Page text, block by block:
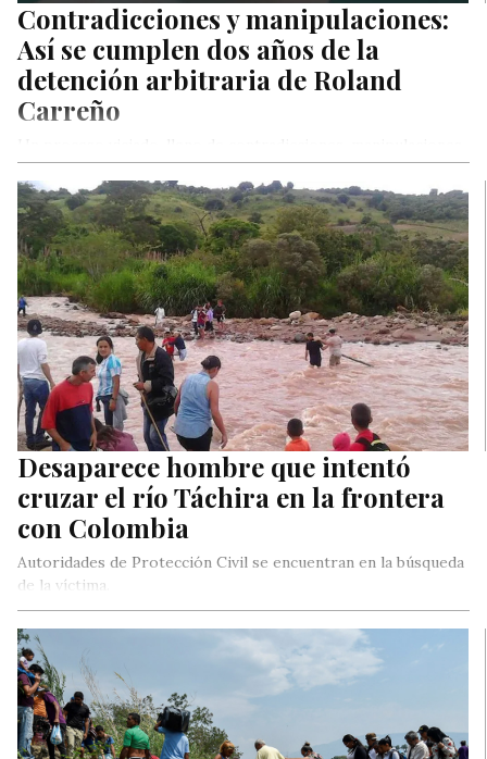
Contradicciones y manipulaciones:
Así se cumplen dos años de la
detención arbitraria de Roland
Carreño
y sin elementos de convicción que demuestren su presunta
culpabilidad… de esta manera,…
Desaparece hombre que intentó
cruzar el río Táchira en la frontera
con Colombia
Autoridades de Protección Civil se encuentran en la búsqueda
de la víctima.